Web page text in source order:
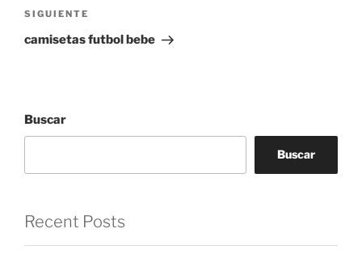
Siguiente
entrada
SIGUIENTE
camisetas futbol bebe
Buscar
Buscar
Recent Posts